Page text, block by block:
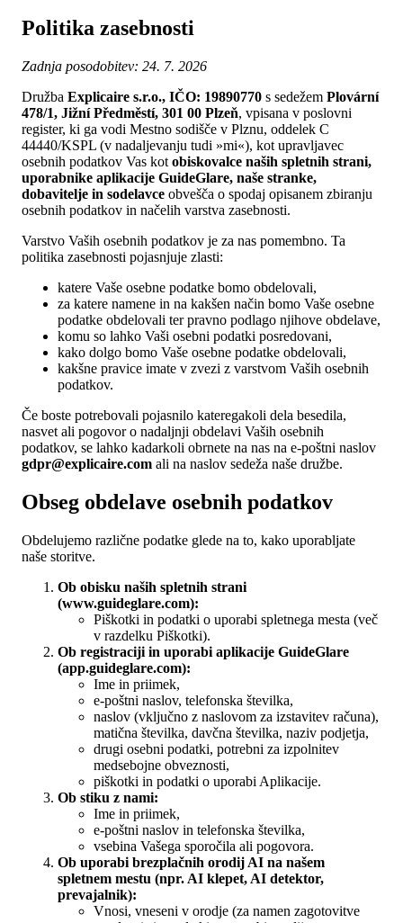
Politika zasebnosti
Zadnja posodobitev: 24. 7. 2026
Družba Explicaire s.r.o., IČO: 19890770 s sedežem Plovární
478/1, Jižní Předměstí, 301 00 Plzeň, vpisana v poslovni
register, ki ga vodi Mestno sodišče v Plznu, oddelek C
44440/KSPL (v nadaljevanju tudi »mi«), kot upravljavec
osebnih podatkov Vas kot obiskovalce naših spletnih strani,
uporabnike aplikacije GuideGlare, naše stranke,
dobavitelje in sodelavce obvešča o spodaj opisanem zbiranju
osebnih podatkov in načelih varstva zasebnosti.
Varstvo Vaših osebnih podatkov je za nas pomembno. Ta
politika zasebnosti pojasnjuje zlasti:
katere Vaše osebne podatke bomo obdelovali,
za katere namene in na kakšen način bomo Vaše osebne
podatke obdelovali ter pravno podlago njihove obdelave,
komu so lahko Vaši osebni podatki posredovani,
kako dolgo bomo Vaše osebne podatke obdelovali,
kakšne pravice imate v zvezi z varstvom Vaših osebnih
podatkov.
Če boste potrebovali pojasnilo kateregakoli dela besedila,
nasvet ali pogovor o nadaljnji obdelavi Vaših osebnih
podatkov, se lahko kadarkoli obrnete na nas na e-poštni naslov
gdpr@explicaire.com ali na naslov sedeža naše družbe.
Obseg obdelave osebnih podatkov
Obdelujemo različne podatke glede na to, kako uporabljate
naše storitve.
Ob obisku naših spletnih strani
(www.guideglare.com):
Piškotki in podatki o uporabi spletnega mesta (več
v razdelku Piškotki).
Ob registraciji in uporabi aplikacije GuideGlare
(app.guideglare.com):
Ime in priimek,
e-poštni naslov, telefonska številka,
naslov (vključno z naslovom za izstavitev računa),
matična številka, davčna številka, naziv podjetja,
drugi osebni podatki, potrebni za izpolnitev
medsebojne obveznosti,
piškotki in podatki o uporabi Aplikacije.
Ob stiku z nami:
Ime in priimek,
e-poštni naslov in telefonska številka,
vsebina Vašega sporočila ali pogovora.
Ob uporabi brezplačnih orodij AI na našem
spletnem mestu (npr. AI klepet, AI detektor,
prevajalnik):
Vnosi, vneseni v orodje (za namen zagotovitve